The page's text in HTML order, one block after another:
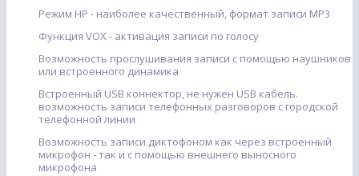
Режим HP - наиболее качественный, формат записи MP3
Функция VOX - активация записи по голосу
Возможность прослушивания записи с помощью наушников
или встроенного динамика
Встроенный USB коннектор, не нужен USB кабель.
возможность записи телефонных разговоров с городской
телефонной линии
Возможность записи диктофоном как через встроенный
микрофон - так и с помощью внешнего выносного
микрофона